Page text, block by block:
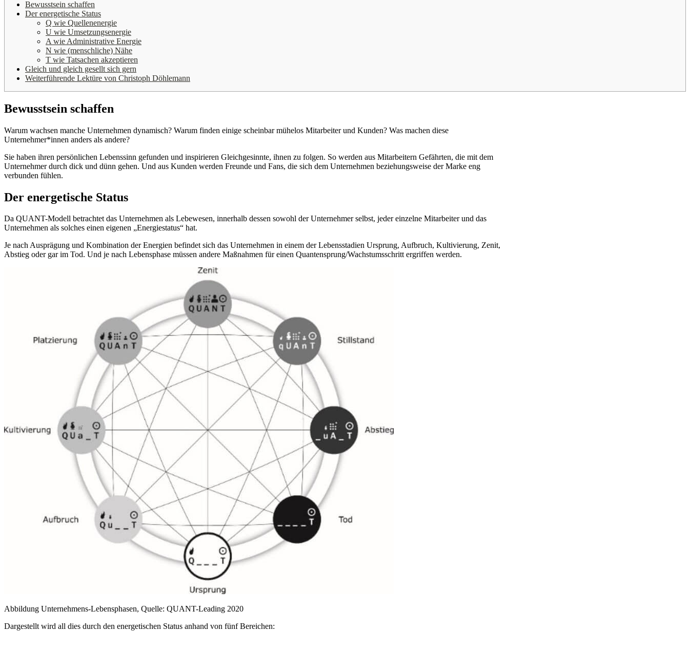
Bewusstsein schaffen
Der energetische Status
Q wie Quellenenergie
U wie Umsetzungsenergie
A wie Administrative Energie
N wie (menschliche) Nähe
T wie Tatsachen akzeptieren
Gleich und gleich gesellt sich gern
Weiterführende Lektüre von Christoph Döhlemann
Bewusstsein schaffen
Warum wachsen manche Unternehmen dynamisch? Warum finden einige scheinbar mühelos Mitarbeiter und Kunden? Was machen diese
Unternehmer*innen anders als andere?
Sie haben ihren persönlichen Lebenssinn gefunden und inspirieren Gleichgesinnte, ihnen zu folgen. So werden aus Mitarbeitern Gefährten, die mit dem
Unternehmer durch dick und dünn gehen. Und aus Kunden werden Freunde und Fans, die sich dem Unternehmen beziehungsweise der Marke eng
verbunden fühlen.
Der energetische Status
Da QUANT-Modell betrachtet das Unternehmen als Lebewesen, innerhalb dessen sowohl der Unternehmer selbst, jeder einzelne Mitarbeiter und das
Unternehmen als solches einen eigenen „Energiestatus“ hat.
Je nach Ausprägung und Kombination der Energien befindet sich das Unternehmen in einem der Lebensstadien Ursprung, Aufbruch, Kultivierung, Zenit,
Abstieg oder gar im Tod. Und je nach Lebensphase müssen andere Maßnahmen für einen Quantensprung/Wachstumsschritt ergriffen werden.
Abbildung Unternehmens-Lebensphasen, Quelle: QUANT-Leading 2020
Dargestellt wird all dies durch den energetischen Status anhand von fünf Bereichen: